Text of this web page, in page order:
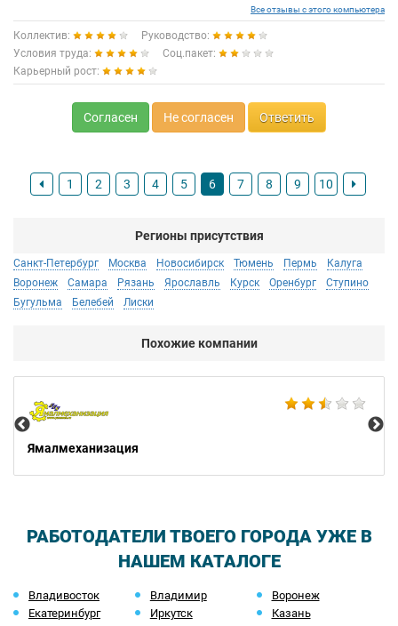
Все отзывы с этого компьютера
Коллектив:
Руководство:
Условия труда:
Соц.пакет:
Карьерный рост:
Согласен Не согласен Ответить
1 2 3 4 5 6 7 8 9 10
Регионы присутствия
Санкт-Петербург Москва Новосибирск Тюмень Пермь
Калуга
Воронеж
Самара Рязань Ярославль Курск Оренбург
Ступино
Бугульма
Белебей Лиски
Похожие компании
Ямалмеханизация
РАБОТОДАТЕЛИ ТВОЕГО ГОРОДА УЖЕ В
НАШЕМ КАТАЛОГЕ
Владивосток Владимир
Воронеж
Екатеринбург
Иркутск
Казань